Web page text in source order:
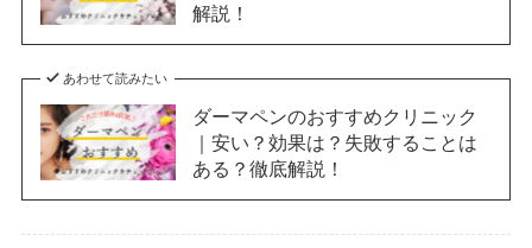
解説！
あわせて読みたい
ダーマペンのおすすめクリニック
｜安い？効果は？失敗することは
ある？徹底解説！